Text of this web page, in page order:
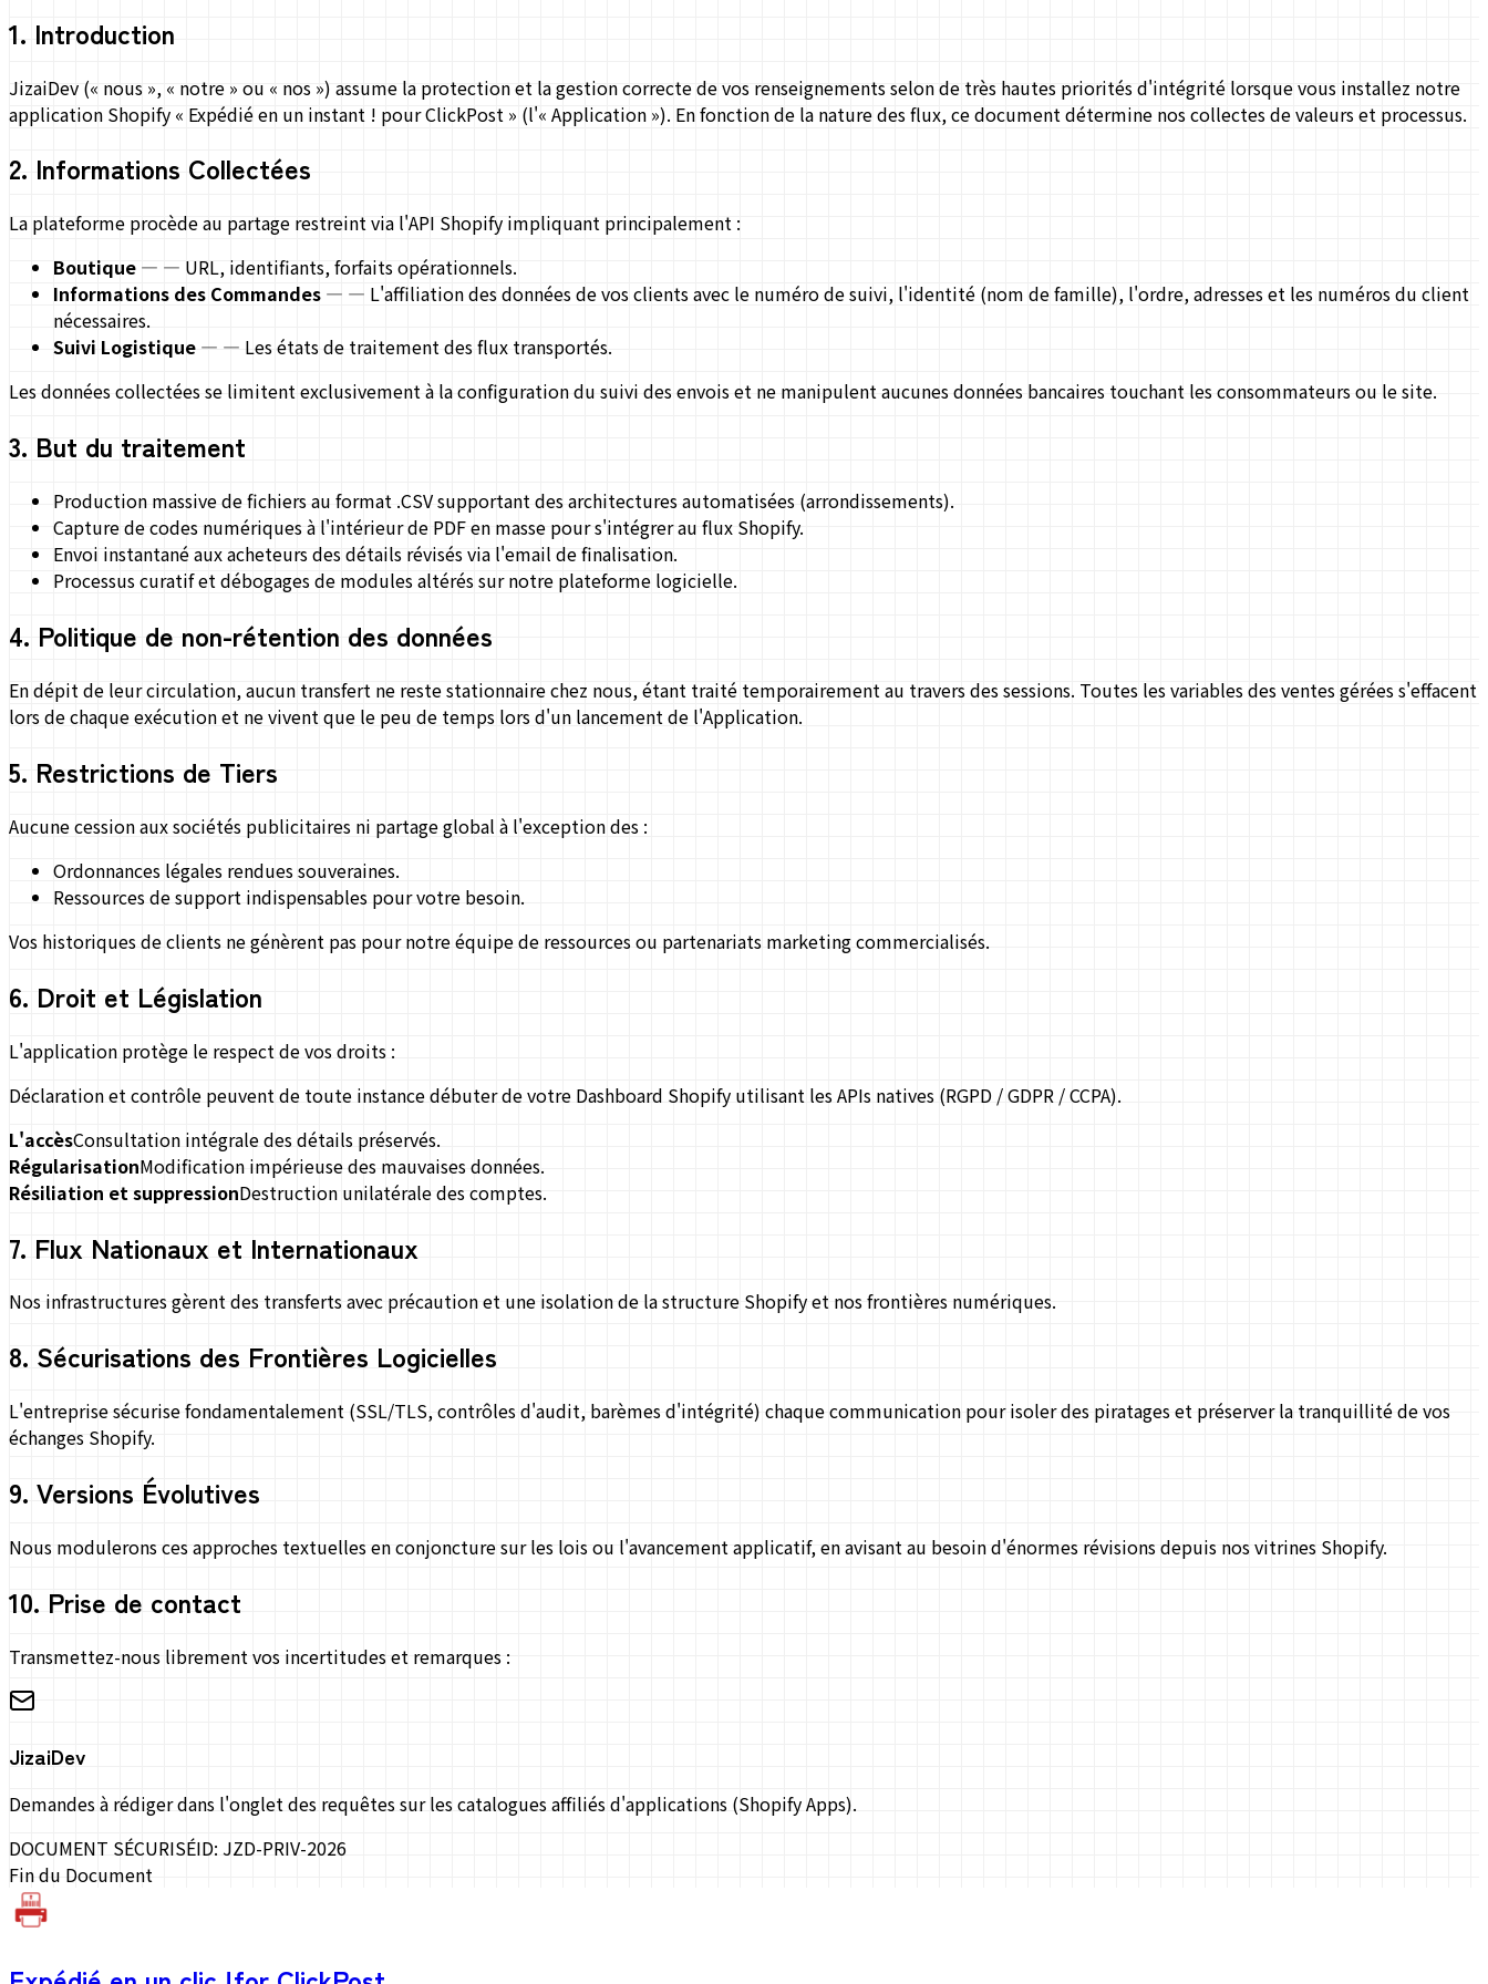
1. Introduction
JizaiDev (« nous », « notre » ou « nos ») assume la protection et la gestion correcte de vos renseignements selon de très hautes priorités d'intégrité lorsque vous installez notre
application Shopify « Expédié en un instant ! pour ClickPost » (l'« Application »). En fonction de la nature des flux, ce document détermine nos collectes de valeurs et processus.
2. Informations Collectées
La plateforme procède au partage restreint via l'API Shopify impliquant principalement :
Boutique — — URL, identifiants, forfaits opérationnels.
Informations des Commandes — — L'affiliation des données de vos clients avec le numéro de suivi, l'identité (nom de famille), l'ordre, adresses et les numéros du client
nécessaires.
Suivi Logistique — — Les états de traitement des flux transportés.
Les données collectées se limitent exclusivement à la configuration du suivi des envois et ne manipulent aucunes données bancaires touchant les consommateurs ou le site.
3. But du traitement
Production massive de fichiers au format .CSV supportant des architectures automatisées (arrondissements).
Capture de codes numériques à l'intérieur de PDF en masse pour s'intégrer au flux Shopify.
Envoi instantané aux acheteurs des détails révisés via l'email de finalisation.
Processus curatif et débogages de modules altérés sur notre plateforme logicielle.
4. Politique de non-rétention des données
En dépit de leur circulation, aucun transfert ne reste stationnaire chez nous, étant traité temporairement au travers des sessions. Toutes les variables des ventes gérées s'effacent
lors de chaque exécution et ne vivent que le peu de temps lors d'un lancement de l'Application.
5. Restrictions de Tiers
Aucune cession aux sociétés publicitaires ni partage global à l'exception des :
Ordonnances légales rendues souveraines.
Ressources de support indispensables pour votre besoin.
Vos historiques de clients ne génèrent pas pour notre équipe de ressources ou partenariats marketing commercialisés.
6. Droit et Législation
L'application protège le respect de vos droits :
Déclaration et contrôle peuvent de toute instance débuter de votre Dashboard Shopify utilisant les APIs natives (RGPD / GDPR / CCPA).
L'accèsConsultation intégrale des détails préservés.
RégularisationModification impérieuse des mauvaises données.
Résiliation et suppressionDestruction unilatérale des comptes.
7. Flux Nationaux et Internationaux
Nos infrastructures gèrent des transferts avec précaution et une isolation de la structure Shopify et nos frontières numériques.
8. Sécurisations des Frontières Logicielles
L'entreprise sécurise fondamentalement (SSL/TLS, contrôles d'audit, barèmes d'intégrité) chaque communication pour isoler des piratages et préserver la tranquillité de vos
échanges Shopify.
9. Versions Évolutives
Nous modulerons ces approches textuelles en conjoncture sur les lois ou l'avancement applicatif, en avisant au besoin d'énormes révisions depuis nos vitrines Shopify.
10. Prise de contact
Transmettez-nous librement vos incertitudes et remarques :
JizaiDev
Demandes à rédiger dans l'onglet des requêtes sur les catalogues affiliés d'applications (Shopify Apps).
DOCUMENT SÉCURISÉID: JZD-PRIV-2026
Fin du Document